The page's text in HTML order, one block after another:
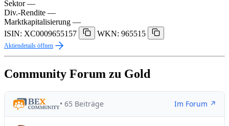
Sektor —
Div.-Rendite —
Marktkapitalisierung —
ISIN: XC0009655157
WKN: 965515
Aktiendetails öffnen
Community Forum zu Gold